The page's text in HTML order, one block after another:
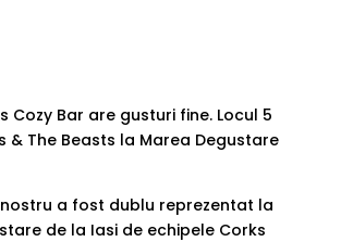
Cozy Bar are gusturi fine. Locul 5
& The Beasts la Marea Degustare
a fost dublu reprezentat la
de la Iasi de echipele Corks